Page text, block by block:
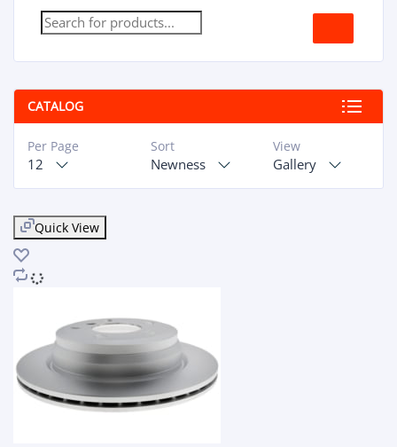
CATALOG
View
Gallery
Sort
Newness
Per Page
12
Quick View